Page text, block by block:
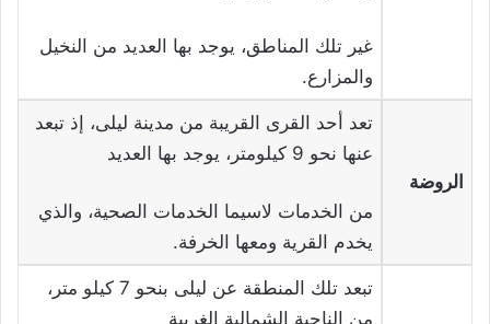
غير تلك المناطق، يوجد بها العديد من النخيل
والمزارع.
الروضة
تعد أحد القرى القريبة من مدينة ليلى، إذ تبعد
عنها نحو 9 كيلومتر، يوجد بها العديد
من الخدمات لاسيما الخدمات الصحية، والذي
يخدم القرية ومعها الخرفة.
تبعد تلك المنطقة عن ليلى بنحو 7 كيلو متر،
من الناحية الشمالية الغربية